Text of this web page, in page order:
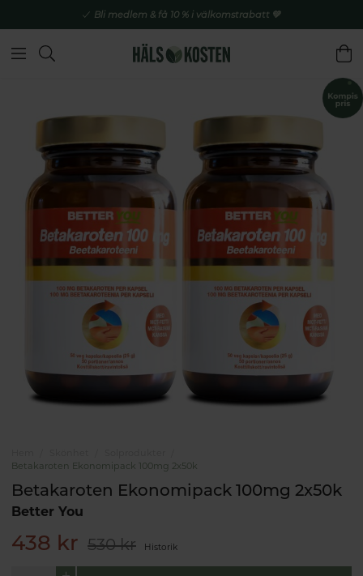
Bli medlem & få 10 % i välkomstrabatt 💚
Betakaroten Ekonomipack 100mg 2x50k
Betakaroten Ekonomipack 100mg 2x50k
Better You
438 kr 530 kr Historik